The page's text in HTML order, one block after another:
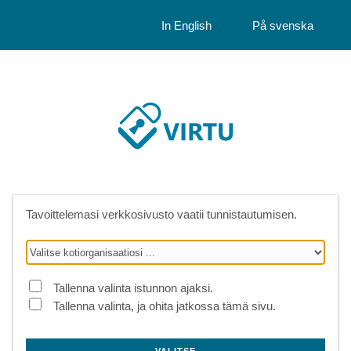
In English På svenska
Tavoittelemasi verkkosivusto vaatii tunnistautumisen.
Tallenna valinta istunnon ajaksi.
Tallenna valinta, ja ohita jatkossa tämä sivu.